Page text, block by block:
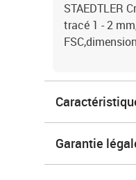
STAEDTLER
tracé 1 - 2
Garantie